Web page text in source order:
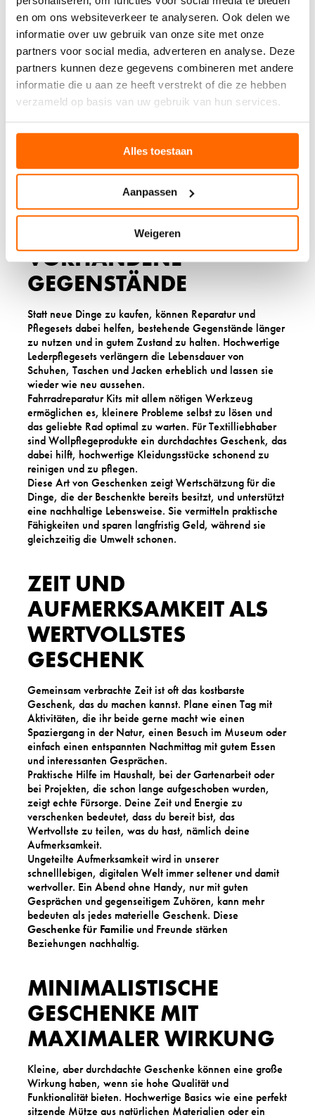
en om ons websiteverkeer te analyseren. Ook delen we
informatie over uw gebruik van onze site met onze
partners voor social media, adverteren en analyse. Deze
partners kunnen deze gegevens combineren met andere
informatie die u aan ze heeft verstrekt of die ze hebben
verzameld op basis van uw gebruik van hun services.
Alles toestaan
Aanpassen
Weigeren
entwickeln oder bestehende zu vertiefen.
Digitale Inhalte haben den Vorteil, dass sie sofort
verfügbar sind und genau dann genutzt werden können,
wenn der Beschenkte Zeit und Lust dazu hat. Premium
Zugänge zu Streaming Diensten für Dokumentationen,
Hörbücher oder Musik erweitern den kulturellen
Horizont, ohne Regale zu füllen.
Meditations und Achtsamkeits Apps unterstützen das
mentale Wohlbefinden und helfen dabei, im stressigen
Alltag zur Ruhe zu kommen. Diesenachhaltigen
investieren in die Gesundheit und das Glück
REPARATUR UND
PFLEGESETS FÜR
VORHANDENE
GEGENSTÄNDE
Statt neue Dinge zu kaufen, können Reparatur und
Pflegesets dabei helfen, bestehende Gegenstände länger
zu nutzen und in gutem Zustand zu halten. Hochwertige
Lederpflegesets verlängern die Lebensdauer von
Schuhen, Taschen und Jacken erheblich und lassen sie
wieder wie neu aussehen.
Fahrradreparatur Kits mit allem nötigen Werkzeug
ermöglichen es, kleinere Probleme selbst zu lösen und
das geliebte Rad optimal zu warten. Für Textilliebhaber
sind Wollpflegeprodukte ein durchdachtes Geschenk, das
dabei hilft, hochwertige Kleidungsstücke schonend zu
reinigen und zu pflegen.
Diese Art von Geschenken zeigt Wertschätzung für die
Dinge, die der Beschenkte bereits besitzt, und unterstützt
eine nachhaltige Lebensweise. Sie vermitteln praktische
Fähigkeiten und sparen langfristig Geld, während sie
gleichzeitig die Umwelt schonen.
ZEIT UND
AUFMERKSAMKEIT ALS
WERTVOLLSTES
GESCHENK
Gemeinsam verbrachte Zeit ist oft das kostbarste
Geschenk, das du machen kannst. Plane einen Tag mit
Aktivitäten, die ihr beide gerne macht wie einen
Spaziergang in der Natur, einen Besuch im Museum oder
einfach einen entspannten Nachmittag mit gutem Essen
und interessanten Gesprächen.
Praktische Hilfe im Haushalt, bei der Gartenarbeit oder
bei Projekten, die schon lange aufgeschoben wurden,
zeigt echte Fürsorge. Deine Zeit und Energie zu
verschenken bedeutet, dass du bereit bist, das
Wertvollste zu teilen, was du hast, nämlich deine
Aufmerksamkeit.
Ungeteilte Aufmerksamkeit wird in unserer
schnelllebigen, digitalen Welt immer seltener und damit
wertvoller. Ein Abend ohne Handy, nur mit guten
Gesprächen und gegenseitigem Zuhören, kann mehr
bedeuten als jedes materielle Geschenk. Diese
Geschenke für Familie und Freunde stärken
Beziehungen nachhaltig.
MINIMALISTISCHE
GESCHENKE MIT
MAXIMALER WIRKUNG
Kleine, aber durchdachte Geschenke können eine große
Wirkung haben, wenn sie hohe Qualität und
Funktionalität bieten. Hochwertige Basics wie eine perfekt
sitzende Mütze aus natürlichen Materialien oder ein